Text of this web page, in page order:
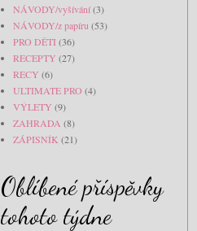
NÁVODY/vyšívání(3)
NÁVODY/z papíru (53)
PRO DĚTI(36)
RECEPTY (27)
RECY (6)
ULTIMATE PRO (4)
VÝLETY (9)
ZAHRADA (8)
ZÁPISNÍK (21)
Oblíbené příspěvky
tohoto týdne